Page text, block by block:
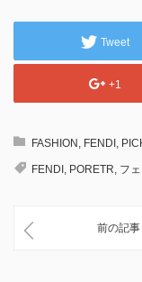
Tweet
+1
FASHION , FENDI ,
FENDI , PORETR, フ
前の記事